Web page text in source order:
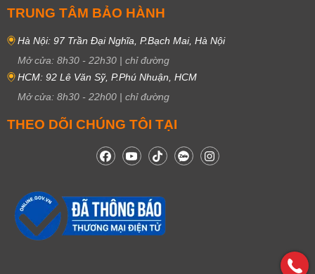
TRUNG TÂM BẢO HÀNH
Hà Nội: 97 Trần Đại Nghĩa, P.Bạch Mai, Hà Nội
Mở cửa: 8h30 - 22h30 | chỉ đường
HCM: 92 Lê Văn Sỹ, P.Phú Nhuận, HCM
Mở cửa: 8h30 - 22h00 | chỉ đường
THEO DÕI CHÚNG TÔI TẠI